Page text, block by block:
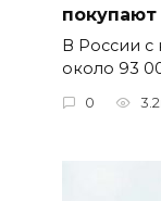
В России с
около 93
0